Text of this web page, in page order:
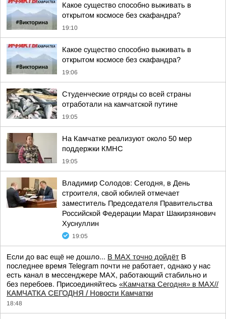
Какое существо способно выживать в
открытом космосе без скафандра?
19:10
Какое существо способно выживать в
открытом космосе без скафандра?
19:06
Студенческие отряды со всей страны
отработали на камчатской путине
19:05
На Камчатке реализуют около 50 мер
поддержки КМНС
19:05
Владимир Солодов: Сегодня, в День
строителя, свой юбилей отмечает
заместитель Председателя Правительства
Российской Федерации Марат Шакирзянович
Хуснуллин
19:05
Если до вас ещё не дошло... В MAX точно дойдёт В
последнее время Telegram почти не работает, однако у нас
есть канал в мессенджере MAX, работающий стабильно и
без перебоев. Присоединяйтесь «Камчатка Сегодня» в MAX//
КАМЧАТКА СЕГОДНЯ / Новости Камчатки
18:48